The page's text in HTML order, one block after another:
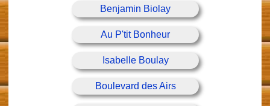
Benjamin Biolay
Au P'tit Bonheur
Isabelle Boulay
Boulevard des Airs